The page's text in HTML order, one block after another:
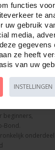
Bestellen
beginners,
Bond.
functies
te
uw gebruik
media,
ze heeft
van uw
INSTELLINGEN